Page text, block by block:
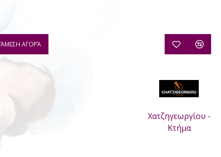
Χατζηγεωργίου -
Κτήμα
ΆΜΕΣΗ ΑΓΟΡΆ